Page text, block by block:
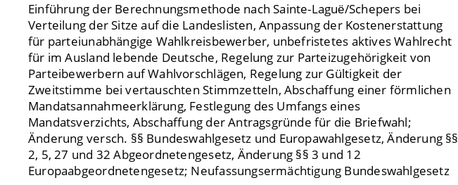
Einführung der Berechnungsmethode nach Sainte-Laguё/Schepers bei
Verteilung der Sitze auf die Landeslisten, Anpassung der Kostenerstattung
für parteiunabhängige Wahlkreisbewerber, unbefristetes aktives Wahlrecht
für im Ausland lebende Deutsche, Regelung zur Parteizugehörigkeit von
Parteibewerbern auf Wahlvorschlägen, Regelung zur Gültigkeit der
Zweitstimme bei vertauschten Stimmzetteln, Abschaffung einer förmlichen
Mandatsannahmeerklärung, Festlegung des Umfangs eines
Mandatsverzichts, Abschaffung der Antragsgründe für die Briefwahl;
Änderung versch. §§ Bundeswahlgesetz und Europawahlgesetz, Änderung §§
2, 5, 27 und 32 Abgeordnetengesetz, Änderung §§ 3 und 12
Europaabgeordnetengesetz; Neufassungsermächtigung Bundeswahlgesetz